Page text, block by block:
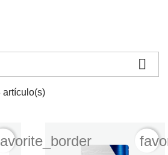

artículo(s)